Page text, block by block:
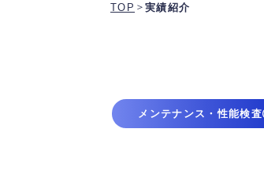
TOP ＞実績紹介
メンテナンス・性能検査